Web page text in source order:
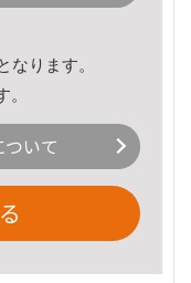
なります。
いて